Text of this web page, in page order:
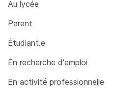
Au lycée
Parent
Étudiant.e
En recherche d'emploi
En activité professionnelle